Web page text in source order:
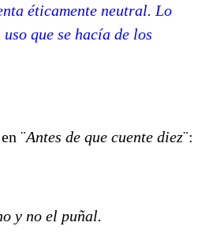
éticamente neutral. Lo
que se hacía de los
¨Antes de que cuente diez¨:
y no el puñal.